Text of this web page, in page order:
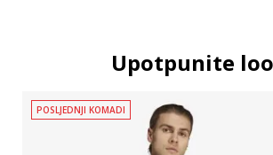
Upotpunite
POSLJEDNJI KOMADI